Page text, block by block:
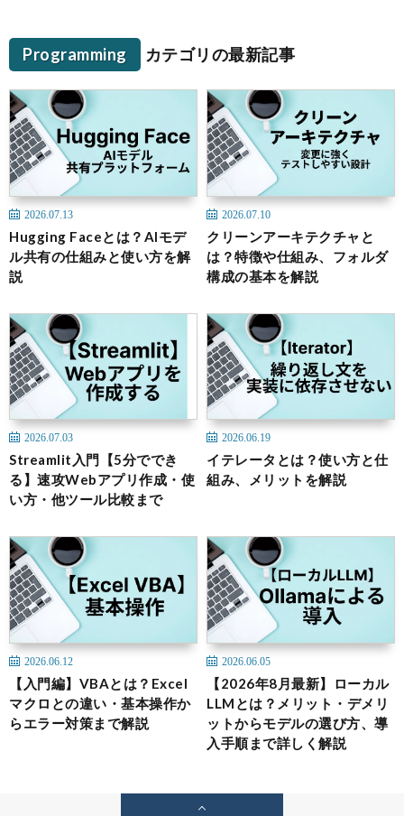
Programming カテゴリの最新記事
2026.07.13
Hugging Faceとは？AIモデ
ル共有の仕組みと使い方を解
説
2026.07.10
クリーンアーキテクチャと
は？特徴や仕組み、フォルダ
構成の基本を解説
2026.07.03
Streamlit入門【5分ででき
る】速攻Webアプリ作成・使
い方・他ツール比較まで
2026.06.19
イテレータとは？使い方と仕
組み、メリットを解説
2026.06.12
【入門編】VBAとは？Excel
マクロとの違い・基本操作か
らエラー対策まで解説
2026.06.05
【2026年8月最新】ローカル
LLMとは？メリット・デメリ
ットからモデルの選び方、導
入手順まで詳しく解説